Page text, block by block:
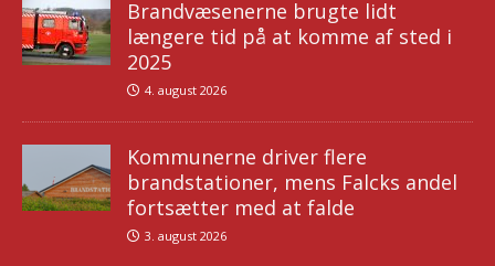
Brandvæsenerne brugte lidt
længere tid på at komme af sted i
2025
4. august 2026
Kommunerne driver flere
brandstationer, mens Falcks andel
fortsætter med at falde
3. august 2026